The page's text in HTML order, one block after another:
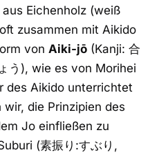
Eichenholz (weiß
zusammen mit Aikido
von Aiki-jō (Kanji: 合
う), wie es von Morihei
des Aikido unterrichtet
die Prinzipien des
Jo einfließen zu
(素振り:すぶり,